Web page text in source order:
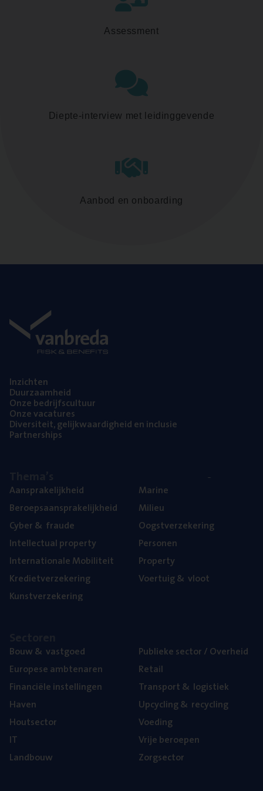
Assessment
Diepte-interview met leidinggevende
Aanbod en onboarding
Inzich­ten
Duur­zaam­heid
Onze bedrijfs­cul­tuur
Onze vaca­tu­res
Diver­si­teit, gelijk­waar­dig­heid en inclusie
Part­ner­ships
Aan­spra­ke­lijk­heid
Beroeps­aan­spra­ke­lijk­heid
Cyber& fraude
Intel­lec­tu­al property
Inter­na­ti­o­na­le Mobiliteit
Kre­diet­ver­ze­ke­ring
Kunst­ver­ze­ke­ring
Mari­ne
Mili­eu
Oogst­ver­ze­ke­ring
Per­so­nen
Pro­per­ty
Voer­tuig& vloot
Bouw& vastgoed
Euro­pe­se ambtenaren
Finan­ci­ë­le instellingen
Haven
Hout­sec­tor
IT
Land­bouw
Publie­ke sec­tor / Overheid
Retail
Trans­port& logistiek
Upcy­cling& recycling
Voe­ding
Vrije beroe­pen
Zorg­sec­tor